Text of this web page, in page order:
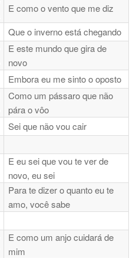
E como o vento que me diz
Que o inverno está chegando
E este mundo que gira de
novo
Embora eu me sinto o oposto
Como um pássaro que não
pára o vôo
Sei que não vou cair
E eu sei que vou te ver de
novo, eu sei
Para te dizer o quanto eu te
amo, você sabe
E como um anjo cuidará de
mim